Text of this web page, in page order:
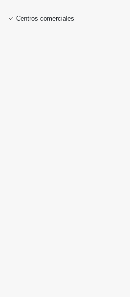
Centros comerciales